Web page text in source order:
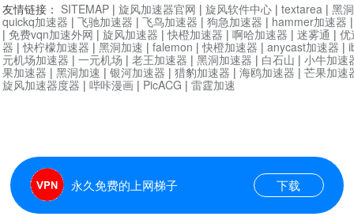
永久免费的上网梯子 下载
友情链接： SITEMAP | 旋风加速器官网 | 旋风软件中心 | textarea | 黑
quickq加速器 | 飞驰加速器 | 飞鸟加速器 | 狗急加速器 | hammer加速器
| 免费vqn加速外网 | 旋风加速器 |快橙加速器 | 啊哈加速器 | 迷雾通 | 优
器 |快柠檬加速器 | 黑洞加速 | falemon |快橙加速器 | anycast加速器 |
元机场加速器 | 一元机场 | 老王加速器 | 黑洞加速器 | 白石山 | 小牛加速
果加速器 | 黑洞加速 | 银河加速器 | 猎豹加速器 | 海鸥加速器 | 芒果加速
旋风加速器度器 | 哔咔漫画 | PicACG | 雷霆加速